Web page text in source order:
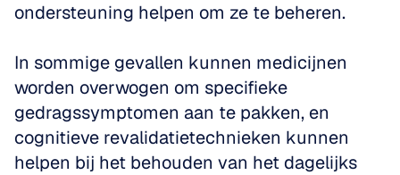
ondersteuning helpen om ze te beheren.
In sommige gevallen kunnen medicijnen
worden overwogen om specifieke
gedragssymptomen aan te pakken, en
cognitieve revalidatietechnieken kunnen
helpen bij het behouden van het dagelijks